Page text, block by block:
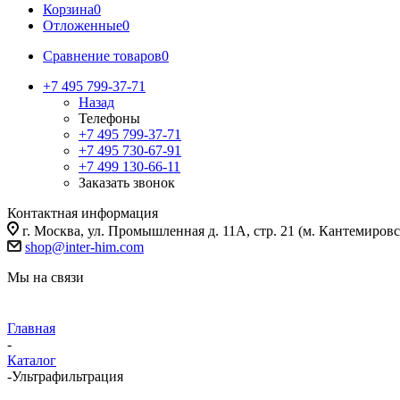
Корзина0
Отложенные0
Сравнение товаров0
+7 495 799-37-71
Назад
Телефоны
+7 495 799-37-71
+7 495 730-67-91
+7 499 130-66-11
Заказать звонок
Контактная информация
г. Москва, ул. Промышленная д. 11А, стр. 21 (м.
shop@inter-him.com
Мы на связи
Главная
-
Каталог
-Ультрафильтрация